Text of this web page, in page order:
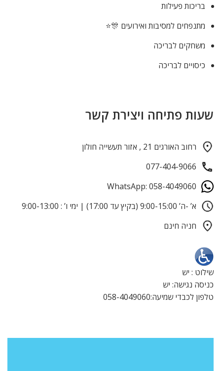
בריכות פעילות
מתנפחים למסיבות ואירועים 🎊⭐
משחקים לבריכה
כיסויים לבריכה
שעות פתיחה ויצירת קשר
רחוב האורגים 21 , אזור תעשייה חולון
077-404-9066
WhatsApp: 058-4049060
א’ -ה’ 9:00-15:00 (בקיץ עד 17:00) | ימי ו’ : 9:00-13:00
חניה חינם
שילוט : יש
כניסה נגישה: יש
טלפון לכבדי שמיעה:058-4049060